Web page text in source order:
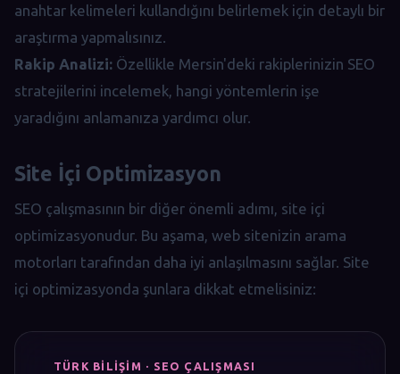
anahtar kelimeleri kullandığını belirlemek için detaylı bir
araştırma yapmalısınız.
Rakip Analizi: Özellikle Mersin'deki rakiplerinizin SEO
stratejilerini incelemek, hangi yöntemlerin işe
yaradığını anlamanıza yardımcı olur.
Site İçi Optimizasyon
SEO çalışmasının bir diğer önemli adımı, site içi
optimizasyonudur. Bu aşama, web sitenizin arama
motorları tarafından daha iyi anlaşılmasını sağlar. Site
içi optimizasyonda şunlara dikkat etmelisiniz:
TÜRK BILIŞIM · SEO ÇALIŞMASI